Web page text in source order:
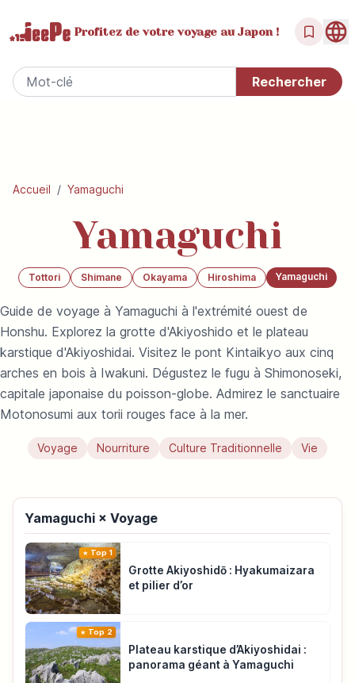
Profitez de votrevoyage au Japon !
Accueil / Yamaguchi
Yamaguchi
Tottori Shimane Okayama Hiroshima Yamaguchi
Guide de voyage à Yamaguchi à l'extrémité ouest de
Honshu. Explorez la grotte d'Akiyoshido et le plateau
karstique d'Akiyoshidai. Visitez le pont Kintaikyo aux cinq
arches en bois à Iwakuni. Dégustez le fugu à Shimonoseki,
capitale japonaise du poisson-globe. Admirez le sanctuaire
Motonosumi aux torii rouges face à la mer.
Voyage Nourriture Culture Traditionnelle Vie
Yamaguchi × Voyage
Top 1
Grotte Akiyoshidō : Hyakumaizara
et pilier d’or
Top 2
Plateau karstique d’Akiyoshidai :
panorama géant à Yamaguchi